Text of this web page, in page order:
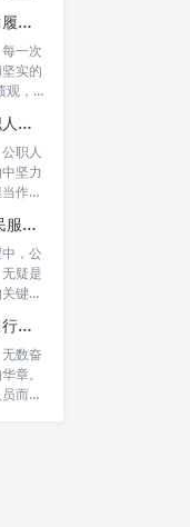
树立正确政绩观，凝心聚力履职尽责：新时代下的治理智慧与实践路径
一次
实的
观，凝
筑牢政绩观根基：永葆公职人员本色的时代考量与实践路径
职人
坚力
作为
端正政绩价值取向 砥砺为民服务初心：新时代公仆的责任与担当
，公
疑是
键所
涵养为民政绩观，实干担当行稳致远：新时代公仆的价值坐标与实践航向
数奋
章。
而